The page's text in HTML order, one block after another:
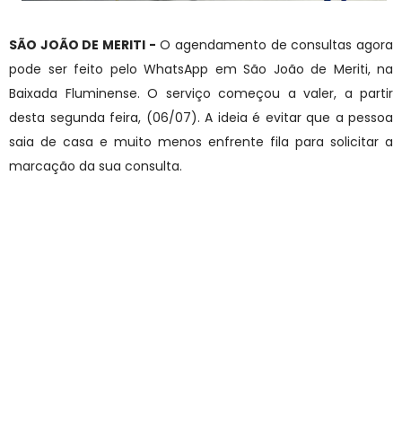
SÃO JOÃO DE MERITI - O agendamento de consultas agora
pode ser feito pelo WhatsApp em São João de Meriti, na
Baixada Fluminense. O serviço começou a valer, a partir
desta segunda feira, (06/07). A ideia é evitar que a pessoa
saia de casa e muito menos enfrente fila para solicitar a
marcação da sua consulta.